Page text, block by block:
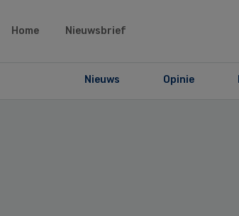
Home Nieuwsbrief
Nieuws Opinie